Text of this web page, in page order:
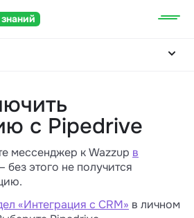
с Pipedrive
мессенджер к Wazzup в
без этого не получится
«Интеграция с CRM» в личном